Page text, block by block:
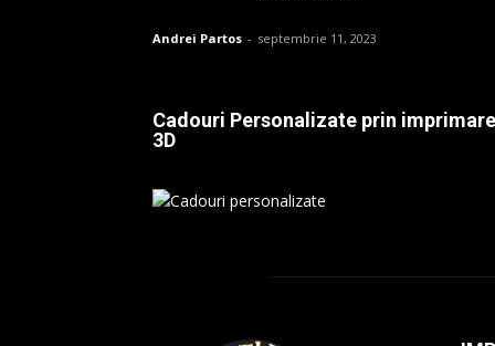
Andrei Partos - septembrie 11, 2023
Cadouri Personalizate prin imprimare
3D